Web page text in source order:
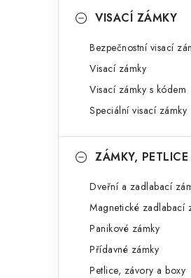
VISACÍ ZÁMKY
Bezpečnostní visací
Visací zámky
Visací zámky s kódem
Speciální visací zámky
ZÁMKY,
Dveřní a zadlabací
Magnetické zadlabací
Panikové zámky
Přídavné zámky
Petlice, závory a boxy